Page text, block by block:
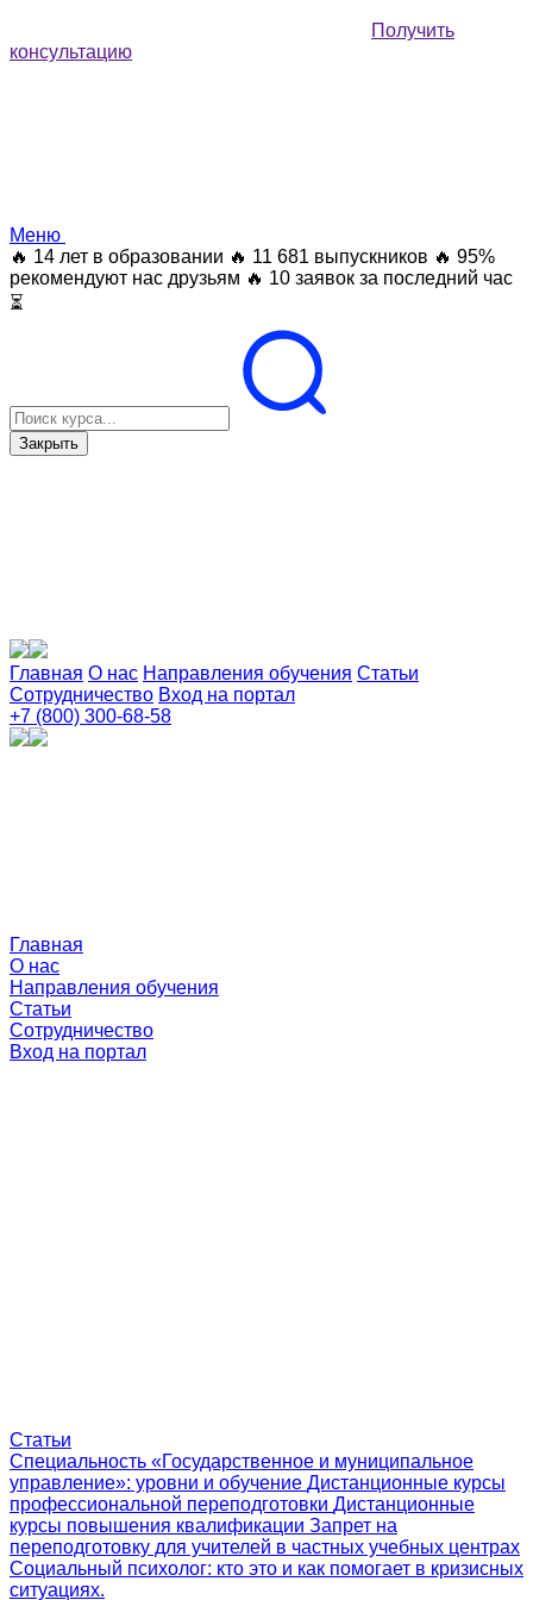
Получить
консультацию
Меню
🔥 14 лет в образовании 🔥 11 681 выпускников 🔥 95%
рекомендуют нас друзьям 🔥 10 заявок за последний час
⏳
Закрыть
Главная О нас Направления обучения Статьи
Сотрудничество Вход на портал
+7 (800) 300-68-58
Главная
О нас
Направления обучения
Статьи
Сотрудничество
Вход на портал
Статьи
Специальность «Государственное и муниципальное
управление»: уровни и обучение Дистанционные курсы
профессиональной переподготовки Дистанционные
курсы повышения квалификации Запрет на
переподготовку для учителей в частных учебных центрах
Социальный психолог: кто это и как помогает в кризисных
ситуациях.